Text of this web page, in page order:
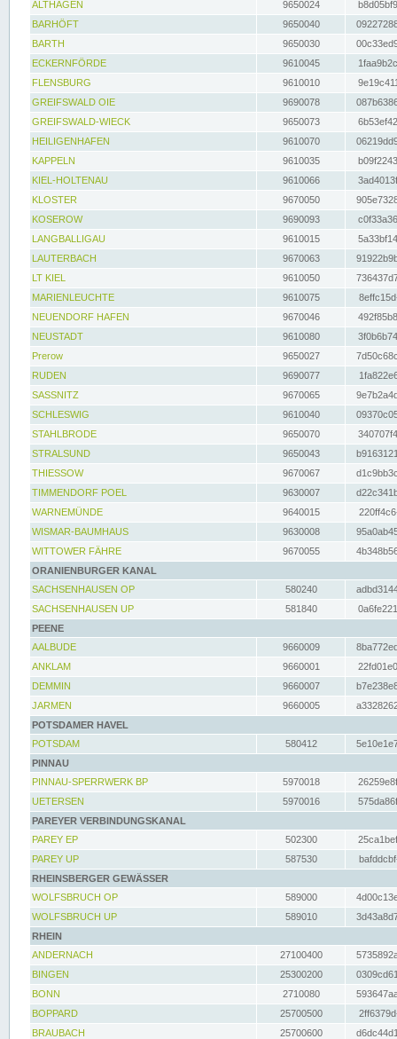
ALTHAGEN
9650024
BARHÖFT
9650040
BARTH
9650030
ECKERNFÖRDE
9610045
FLENSBURG
9610010
GREIFSWALD OIE
9690078
GREIFSWALD-WIECK
9650073
HEILIGENHAFEN
9610070
KAPPELN
9610035
KIEL-HOLTENAU
9610066
KLOSTER
9670050
KOSEROW
9690093
LANGBALLIGAU
9610015
LAUTERBACH
9670063
LT KIEL
9610050
MARIENLEUCHTE
9610075
NEUENDORF HAFEN
9670046
NEUSTADT
9610080
Prerow
9650027
RUDEN
9690077
SASSNITZ
9670065
SCHLESWIG
9610040
STAHLBRODE
9650070
STRALSUND
9650043
THIESSOW
9670067
TIMMENDORF POEL
9630007
WARNEMÜNDE
9640015
WISMAR-BAUMHAUS
9630008
WITTOWER FÄHRE
9670055
ORANIENBURGER KANAL
SACHSENHAUSEN OP
580240
SACHSENHAUSEN UP
581840
PEENE
AALBUDE
9660009
ANKLAM
9660001
DEMMIN
9660007
JARMEN
9660005
POTSDAMER HAVEL
POTSDAM
580412
PINNAU
PINNAU-SPERRWERK BP
5970018
UETERSEN
5970016
PAREYER VERBINDUNGSKANAL
PAREY EP
502300
PAREY UP
587530
RHEINSBERGER GEWÄSSER
WOLFSBRUCH OP
589000
WOLFSBRUCH UP
589010
RHEIN
ANDERNACH
27100400
BINGEN
25300200
BONN
2710080
BOPPARD
25700500
BRAUBACH
25700600